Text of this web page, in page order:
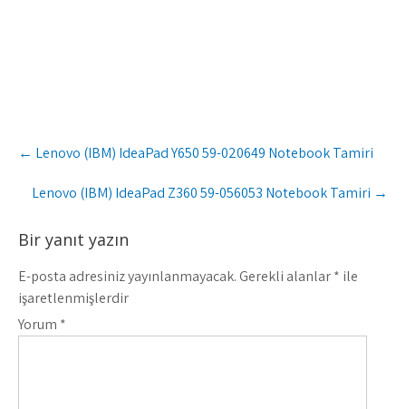
Post
navigation
← Lenovo (IBM) IdeaPad Y650 59-020649 Notebook Tamiri
Lenovo (IBM) IdeaPad Z360 59-056053 Notebook Tamiri →
Bir yanıt yazın
E-posta adresiniz yayınlanmayacak.Gerekli alanlar* ile
işaretlenmişlerdir
Yorum *